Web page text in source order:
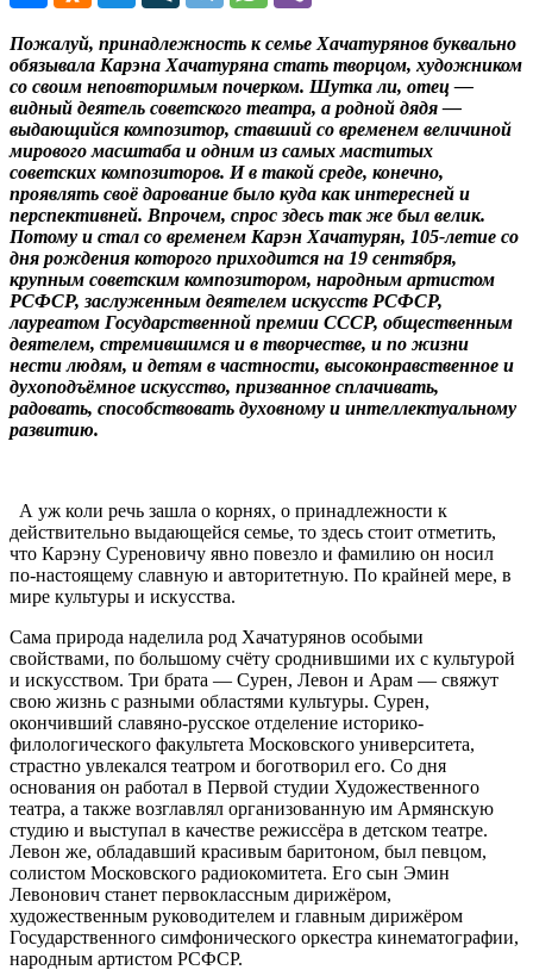
Пожалуй, принадлежность к семье Хачатурянов буквально
обязывала Карэна Хачатуряна стать творцом, художником
со своим неповторимым почерком. Шутка ли, отец —
видный деятель советского театра, а родной дядя —
выдающийся композитор, ставший со временем величиной
мирового масштаба и одним из самых маститых
советских композиторов. И в такой среде, конечно,
проявлять своё дарование было куда как интересней и
перспективней. Впрочем, спрос здесь так же был велик.
Потому и стал со временем Карэн Хачатурян, 105-летие со
дня рождения которого приходится на 19 сентября,
крупным советским композитором, народным артистом
РСФСР, заслуженным деятелем искусств РСФСР,
лауреатом Государственной премии СССР, общественным
деятелем, стремившимся и в творчестве, и по жизни
нести людям, и детям в частности, высоконравственное и
духоподъёмное искусство, призванное сплачивать,
радовать, способствовать духовному и интеллектуальному
развитию.
А уж коли речь зашла о корнях, о принадлежности к
действительно выдающейся семье, то здесь стоит отметить,
что Карэну Суреновичу явно повезло и фамилию он носил
по-настоящему славную и авторитетную. По крайней мере, в
мире культуры и искусства.
Сама природа наделила род Хачатурянов особыми
свойствами, по большому счёту сроднившими их с культурой
и искусством. Три брата — Сурен, Левон и Арам — свяжут
свою жизнь с разными областями культуры. Сурен,
окончивший славяно-русское отделение историко-
филологического факультета Московского университета,
страстно увлекался театром и боготворил его. Со дня
основания он работал в Первой студии Художественного
театра, а также возглавлял организованную им Армянскую
студию и выступал в качестве режиссёра в детском театре.
Левон же, обладавший красивым баритоном, был певцом,
солистом Московского радиокомитета. Его сын Эмин
Левонович станет первоклассным дирижёром,
художественным руководителем и главным дирижёром
Государственного симфонического оркестра кинематографии,
народным артистом РСФСР.